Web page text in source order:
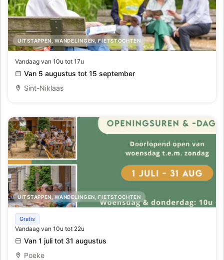
UITSTAPPEN, WANDELINGEN, FIETSTOCHTEN
Mercatorzoektocht - Op speurtocht langs historie en
avontuur
Vandaag van 10u tot 17u
Van 5 augustus tot 15 september
Sint-Niklaas
UITSTAPPEN, WANDELINGEN, FIETSTOCHTEN
Zomerbar Koetshuis
Gratis
Vandaag van 10u tot 22u
Van 1 juli tot 31 augustus
Poeke